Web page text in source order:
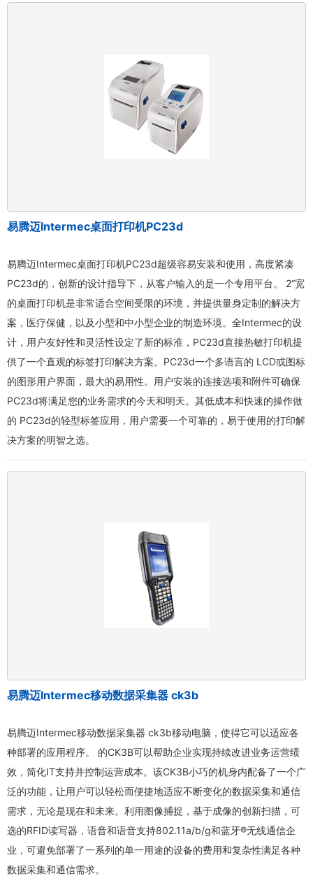
易腾迈Intermec桌面打印机PC23d
易腾迈Intermec桌面打印机PC23d超级容易安装和使用，高度紧凑
PC23d的，创新的设计指导下，从客户输入的是一个专用平台。 2“宽
的桌面打印机是非常适合空间受限的环境，并提供量身定制的解决方
案，医疗保健，以及小型和中小型企业的制造环境。全Intermec的设
计，用户友好性和灵活性设定了新的标准，PC23d直接热敏打印机提
供了一个直观的标签打印解决方案。PC23d一个多语言的 LCD或图标
的图形用户界面，最大的易用性。用户安装的连接选项和附件可确保
PC23d将满足您的业务需求的今天和明天。其低成本和快速的操作做
的 PC23d的轻型标签应用，用户需要一个可靠的，易于使用的打印解
决方案的明智之选。
易腾迈Intermec移动数据采集器 ck3b
易腾迈Intermec移动数据采集器 ck3b移动电脑，使得它可以适应各
种部署的应用程序。 的CK3B可以帮助企业实现持续改进业务运营绩
效，简化IT支持并控制运营成本。该CK3B小巧的机身内配备了一个广
泛的功能，让用户可以轻松而便捷地适应不断变化的数据采集和通信
需求，无论是现在和未来。利用图像捕捉，基于成像的创新扫描，可
选的RFID读写器，语音和语音支持802.11a/b/g和蓝牙®无线通信企
业，可避免部署了一系列的单一用途的设备的费用和复杂性满足各种
数据采集和通信需求。